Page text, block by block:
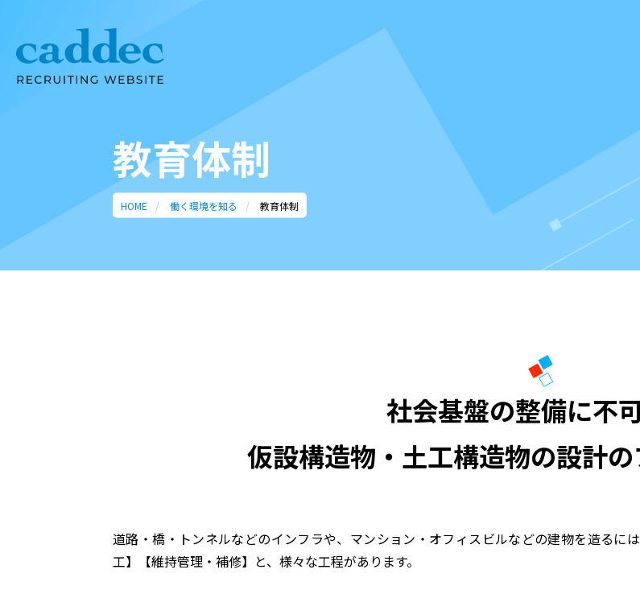
教育体制
HOME 働く環境を知る 教育体制
社会基盤の整備に不
仮設構造物・土工構造物の設計の
道路・橋・トンネルなどのインフラや、マンション・オフィスビルなどの建物を造るに
工】【維持管理・補修】と、様々な工程があります。